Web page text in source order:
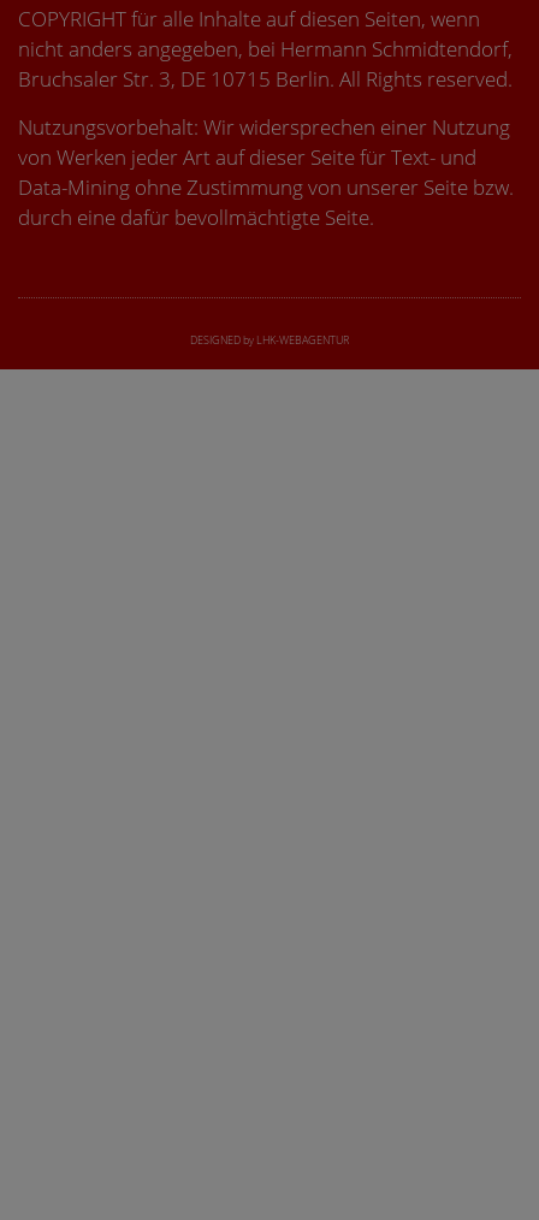
COPYRIGHT für alle Inhalte auf diesen Seiten, wenn
nicht anders angegeben, bei Hermann Schmidtendorf,
Bruchsaler Str. 3, DE 10715 Berlin. All Rights reserved.
Nutzungsvorbehalt: Wir widersprechen einer Nutzung
von Werken jeder Art auf dieser Seite für Text- und
Data-Mining ohne Zustimmung von unserer Seite bzw.
durch eine dafür bevollmächtigte Seite.
DESIGNED by LHK-WEBAGENTUR